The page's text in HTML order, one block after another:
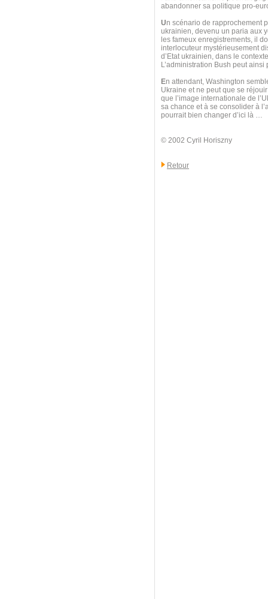
abandonner sa politique pro-
Un scénario de rapprochement
ukrainien, devenu un paria aux
les fameux enregistrements, il
interlocuteur mystérieusement
d’Etat ukrainien, dans le
L’administration Bush peut
En attendant, Washington
Ukraine et ne peut que se
que l’image internationale de
sa chance et à se consolider à
pourrait bien changer d’ici là …
© 2002 Cyril Horiszny
Retour